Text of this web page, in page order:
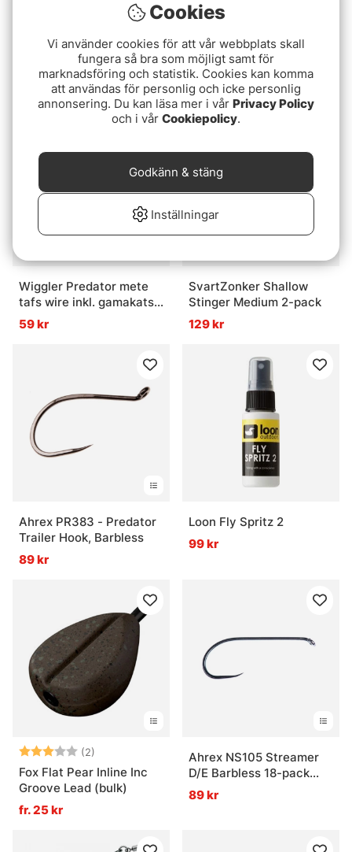
Fox Rage Predator HD
Dart Slider
Gritty Tungsten Beads
fr. 59 kr
Wiggler Predator mete
tafs wire inkl. gamakatsu
krok
59 kr
SvartZonker Shallow
Stinger Medium 2-pack
129 kr
Ahrex PR383 - Predator
Trailer Hook, Barbless
89 kr
Loon Fly Spritz 2
99 kr
Betyg: (2)
3.0 utav 5 stjärnor
Fox Flat Pear Inline Inc
Groove Lead (bulk)
fr. 25 kr
Ahrex NS105 Streamer
D/E Barbless 18-pack
Krok
89 kr
Cookies
Vi använder cookies för att vår webbplats skall
fungera så bra som möjligt samt för
marknadsföring och statistik. Cookies kan komma
att användas för personlig och icke personlig
annonsering. Du kan läsa mer i vår Privacy Policy
och i vår Cookiepolicy.
Inställningar
Godkänn & stäng